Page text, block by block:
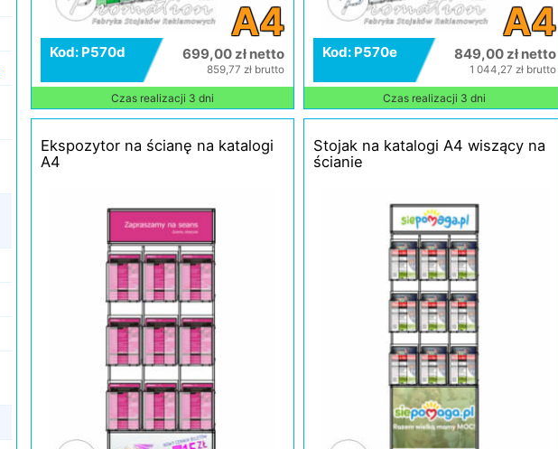
A4
Kod: P570d 699,00 zł netto
859,77 zł brutto
Czas realizacji 3 dni
A4
Kod: P570e 849,00 zł netto
1 044,27 zł brutto
Czas realizacji 3 dni
Ekspozytor na ścianę na katalogi
A4
Stojak na katalogi A4 wiszący na
ścianie